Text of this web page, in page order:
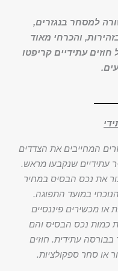
למסחר בנגזרים,
והכרחי מאוד
עתידיים קריפטו
המחייבים את הצדדים
עתידיים שנקבעו מראש.
את נכס הבסיס במחיר
במועד התפוגה.
או מכשירים פיננסיים
כמות נכס הבסיס והם
עתידית. חוזים
או סחר ספקולציות.